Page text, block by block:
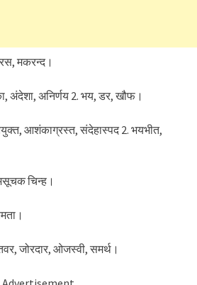
मकरन्द।
अनिर्णय 2. भय, डर, खौफ।
आशंकाग्रस्त, संदेहास्पद 2. भयभीत,
चिन्ह।
जोरदार, ओजस्वी, समर्थ।